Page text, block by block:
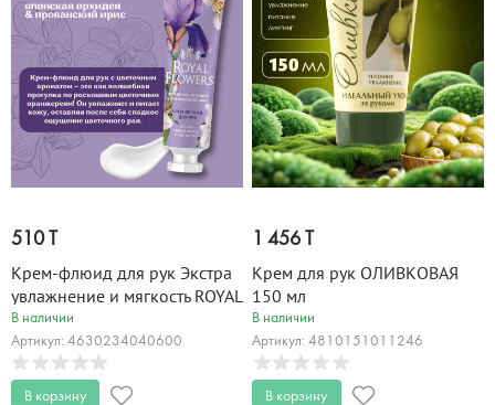
510 T
Крем-флюид для рук Экстра
увлажнение и мягкость ROYAL
FLOWERS 24 мл
В наличии
Артикул: 4630234040600
В корзину
1 456 T
Крем для рук ОЛИВКОВАЯ
150 мл
В наличии
Артикул: 4810151011246
В корзину